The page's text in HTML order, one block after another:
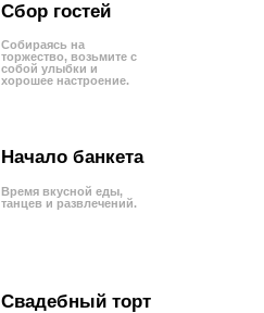
Свадебный торт
Начало банкета
Сбор гостей
Собираясь на
торжество, возьмите с
собой улыбки и
хорошее настроение.
Время вкусной еды,
танцев и развлечений.